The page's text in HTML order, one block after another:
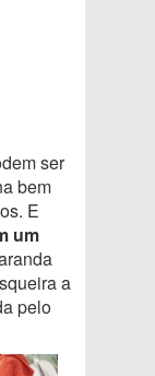
ser
bem
E
um
a
pelo